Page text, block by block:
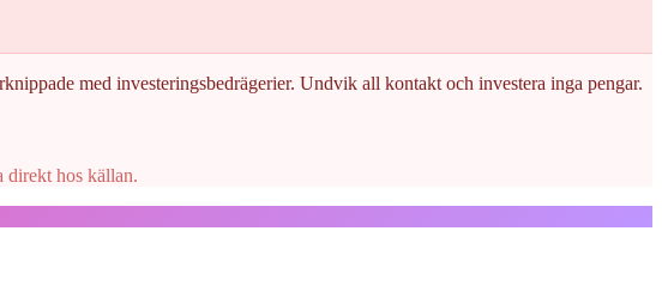
med investeringsbedrägerier. Undvik all kontakt och investera inga pengar.
direkt hos källan.